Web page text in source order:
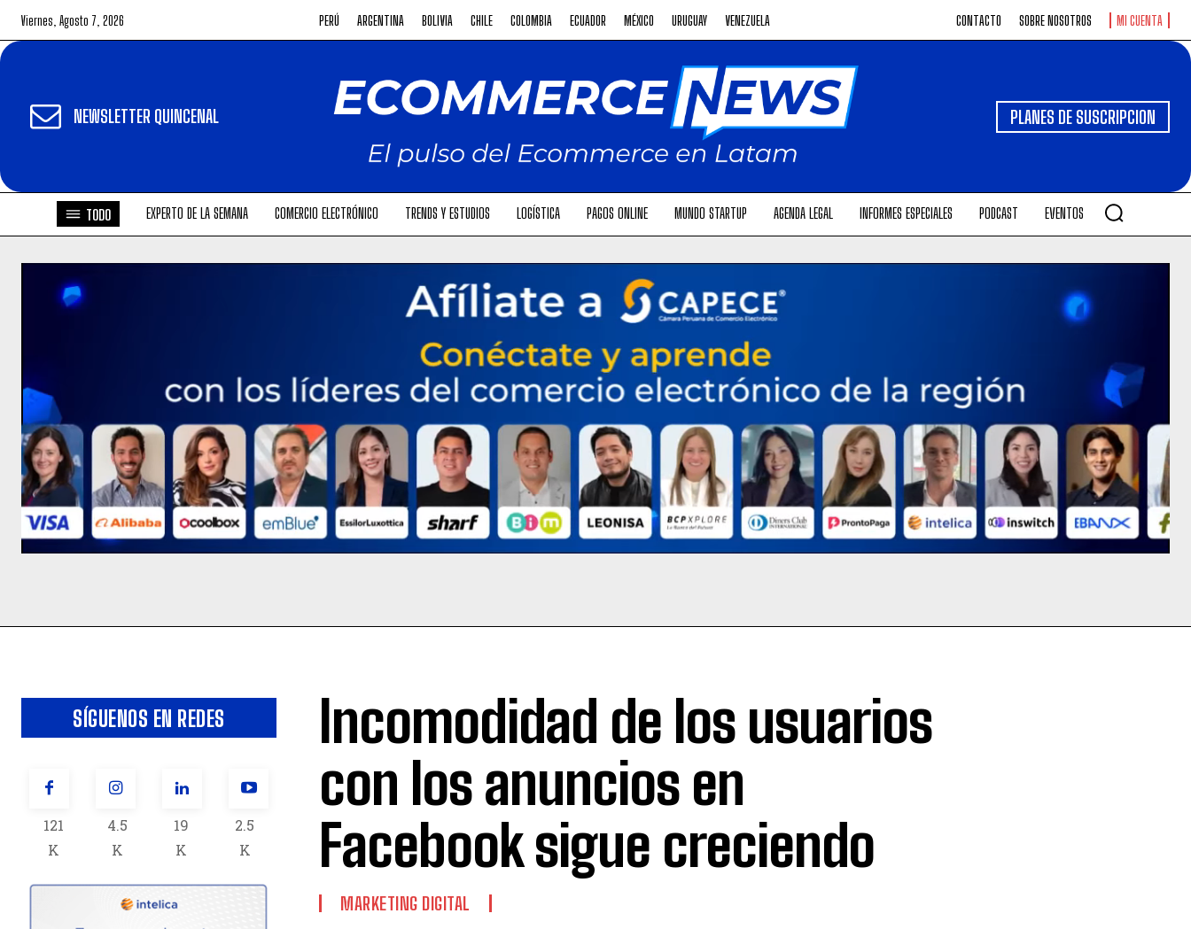
Viernes, Agosto 7, 2026 PERÚ ARGENTINA BOLIVIA CHILE COLOMBIA ECUADOR MÉXICO URUGUAY VENEZUELA CONTACTO SOBRE NOSOTROS MI CUENTA
NEWSLETTER QUINCENAL PLANES DE SUSCRIPCION
TODO EXPERTO DE LA SEMANA COMERCIO ELECTRÓNICO TRENDS Y ESTUDIOS LOGÍSTICA PAGOS ONLINE MUNDO STARTUP AGENDA LEGAL INFORMES ESPECIALES PODCAST EVENTOS
SÍGUENOS EN REDES
121
K
4.5
K
19
K
2.5
K
Incomodidad de los usuarios
con los anuncios en
Facebook sigue creciendo
MARKETING DIGITAL